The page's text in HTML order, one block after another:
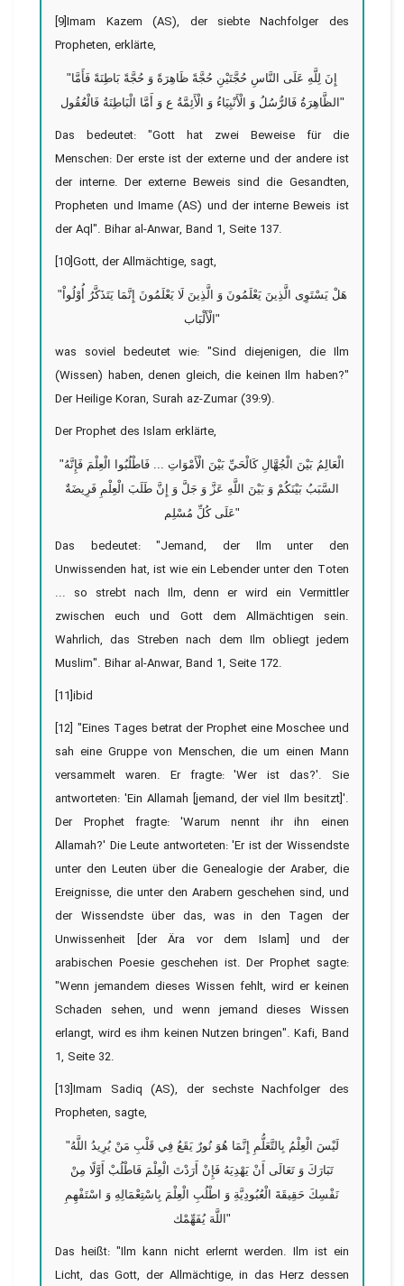
[9]Imam Kazem (AS), der siebte Nachfolger des
Propheten, erklärte,
"إِنَ لِلَّهِ عَلَى النَّاسِ حُجَّتَيْنِ حُجَّةً ظَاهِرَةً وَ حُجَّةً بَاطِنَةً فَأَمَّا
الظَّاهِرَةُ فَالرُّسُلُ وَ الْأَنْبِيَاءُ وَ الْأَئِمَّةُ ع وَ أَمَّا الْبَاطِنَةُ فَالْعُقُول"
Das bedeutet: "Gott hat zwei Beweise für die
Menschen: Der erste ist der externe und der andere ist
der interne. Der externe Beweis sind die Gesandten,
Propheten und Imame (AS) und der interne Beweis ist
der Aql". Bihar al-Anwar, Band 1, Seite 137.
[10]Gott, der Allmächtige, sagt,
"هَلْ یَسْتَوِى الَّذِینَ یَعْلَمُونَ وَ الَّذِینَ لَا یَعْلَمُونَ إِنَّمَا یَتَذَكَّرُ أُوْلُواْ
الْأَلْبَاب"
was soviel bedeutet wie: "Sind diejenigen, die Ilm
(Wissen) haben, denen gleich, die keinen Ilm haben?"
Der Heilige Koran, Surah az-Zumar (39:9).
Der Prophet des Islam erklärte,
"الْعَالِمُ بَيْنَ الْجُهَّالِ كَالْحَيِّ بَيْنَ الْأَمْوَاتِ ... فَاطْلُبُوا الْعِلْمَ فَإِنَّهُ
السَّبَبُ بَيْنَكُمْ وَ بَيْنَ اللَّهِ عَزَّ وَ جَلَّ وَ إِنَّ طَلَبَ الْعِلْمِ فَرِيضَةٌ
عَلَى كُلِّ مُسْلِم"
Das bedeutet: "Jemand, der Ilm unter den
Unwissenden hat, ist wie ein Lebender unter den Toten
... so strebt nach Ilm, denn er wird ein Vermittler
zwischen euch und Gott dem Allmächtigen sein.
Wahrlich, das Streben nach dem Ilm obliegt jedem
Muslim". Bihar al-Anwar, Band 1, Seite 172.
[11]ibid
[12] "Eines Tages betrat der Prophet eine Moschee und
sah eine Gruppe von Menschen, die um einen Mann
versammelt waren. Er fragte: 'Wer ist das?'. Sie
antworteten: 'Ein Allamah [jemand, der viel Ilm besitzt]'.
Der Prophet fragte: 'Warum nennt ihr ihn einen
Allamah?' Die Leute antworteten: 'Er ist der Wissendste
unter den Leuten über die Genealogie der Araber, die
Ereignisse, die unter den Arabern geschehen sind, und
der Wissendste über das, was in den Tagen der
Unwissenheit [der Ära vor dem Islam] und der
arabischen Poesie geschehen ist. Der Prophet sagte:
"Wenn jemandem dieses Wissen fehlt, wird er keinen
Schaden sehen, und wenn jemand dieses Wissen
erlangt, wird es ihm keinen Nutzen bringen". Kafi, Band
1, Seite 32.
[13]Imam Sadiq (AS), der sechste Nachfolger des
Propheten, sagte,
"لَيْسَ الْعِلْمُ بِالتَّعَلُّمِ إِنَّمَا هُوَ نُورٌ يَقَعُ فِي قَلْبِ مَنْ يُرِيدُ اللَّهُ
تَبَارَكَ وَ تَعَالَى أَنْ يَهْدِيَهُ فَإِنْ أَرَدْتَ الْعِلْمَ فَاطْلُبْ أَوَّلًا مِنْ
نَفْسِكَ حَقِيقَةَ الْعُبُودِيَّةِ وَ اطْلُبِ الْعِلْمَ بِاسْتِعْمَالِهِ وَ اسْتَفْهِمِ
اللَّهَ يُفَهِّمْك"
Das heißt: "Ilm kann nicht erlernt werden. Ilm ist ein
Licht, das Gott, der Allmächtige, in das Herz dessen